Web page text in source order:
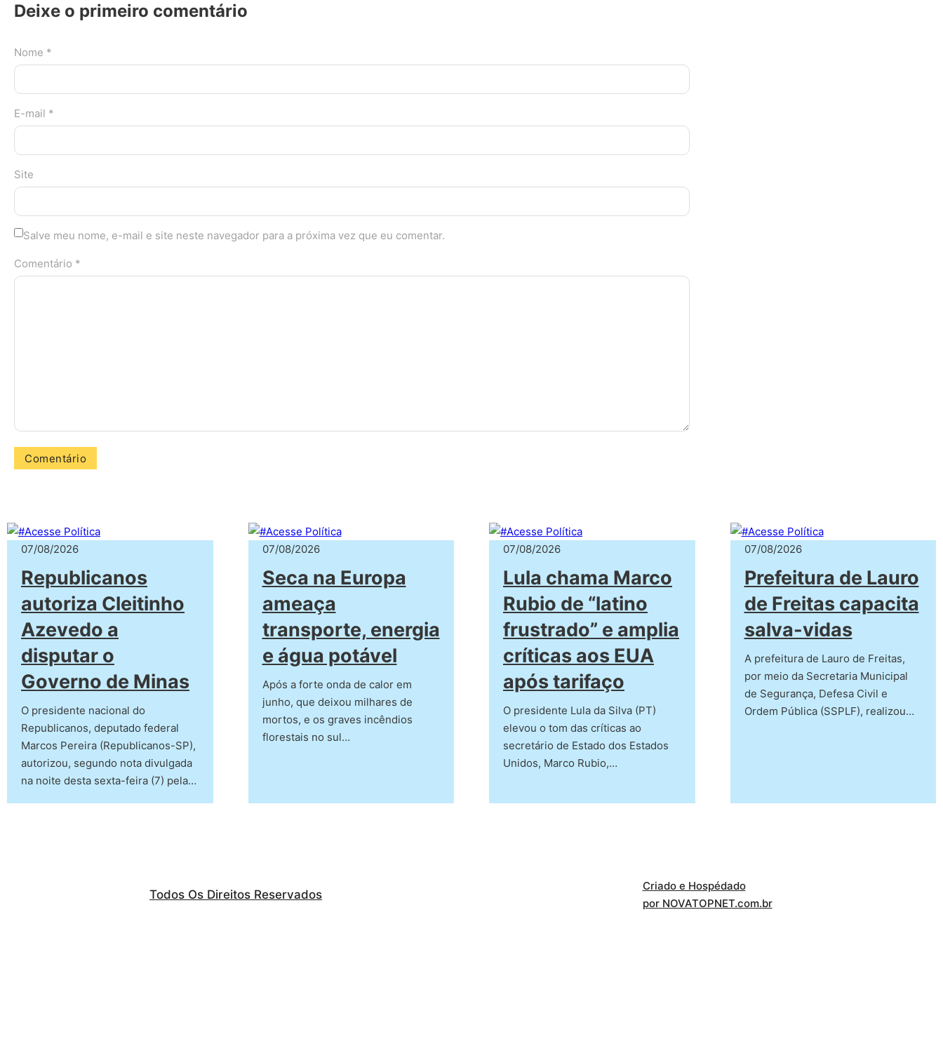
Deixe o primeiro comentário
Nome *
E-mail *
Site
Salve meu nome, e-mail e site neste navegador para a próxima vez que eu comentar.
Comentário *
07/08/2026
Republicanos
autoriza Cleitinho
Azevedo a
disputar o
Governo de Minas
O presidente nacional do
Republicanos, deputado federal
Marcos Pereira (Republicanos-SP),
autorizou, segundo nota divulgada
na noite desta sexta-feira (7) pela…
07/08/2026
Seca na Europa
ameaça
transporte, energia
e água potável
Após a forte onda de calor em
junho, que deixou milhares de
mortos, e os graves incêndios
florestais no sul…
07/08/2026
Lula chama Marco
Rubio de “latino
frustrado” e amplia
críticas aos EUA
após tarifaço
O presidente Lula da Silva (PT)
elevou o tom das críticas ao
secretário de Estado dos Estados
Unidos, Marco Rubio,…
07/08/2026
Prefeitura de Lauro
de Freitas capacita
salva-vidas
A prefeitura de Lauro de Freitas,
por meio da Secretaria Municipal
de Segurança, Defesa Civil e
Ordem Pública (SSPLF), realizou…
Todos Os Direitos Reservados
Criado e Hospédado
por NOVATOPNET.com.br